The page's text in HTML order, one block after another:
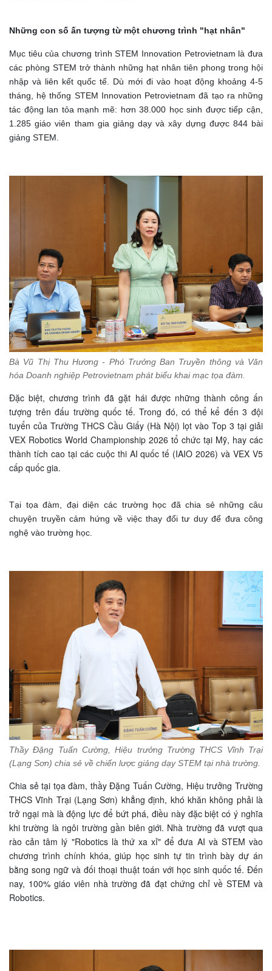
Những con số ấn tượng từ một chương trình "hạt nhân"
Mục tiêu của chương trình STEM Innovation Petrovietnam là đưa
các phòng STEM trở thành những hạt nhân tiên phong trong hội
nhập và liên kết quốc tế. Dù mới đi vào hoạt động khoảng 4-5
tháng, hệ thống STEM Innovation Petrovietnam đã tạo ra những
tác động lan tỏa mạnh mẽ: hơn 38.000 học sinh được tiếp cận,
1.285 giáo viên tham gia giảng dạy và xây dựng được 844 bài
giảng STEM.
Bà Vũ Thị Thu Hương - Phó Trưởng Ban Truyền thông và Văn
hóa Doanh nghiệp Petrovietnam phát biểu khai mạc tọa đàm.
Đặc biệt, chương trình đã gặt hái được những thành công ấn
tượng trên đấu trường quốc tế. Trong đó, có thể kể đến 3 đội
tuyển của Trường THCS Cầu Giấy (Hà Nội) lọt vào Top 3 tại giải
VEX Robotics World Championship 2026 tổ chức tại Mỹ, hay các
thành tích cao tại các cuộc thi AI quốc tế (IAIO 2026) và VEX V5
cấp quốc gia.
Tại tọa đàm, đại diện các trường học đã chia sẻ những câu
chuyện truyền cảm hứng về việc thay đổi tư duy để đưa công
nghệ vào trường học.
Thầy Đặng Tuấn Cường, Hiệu trưởng Trường THCS Vĩnh Trại
(Lạng Sơn) chia sẻ về chiến lược giảng dạy STEM tại nhà trường.
Chia sẻ tại tọa đàm, thầy Đặng Tuấn Cường, Hiệu trưởng Trường
THCS Vĩnh Trại (Lạng Sơn) khẳng định, khó khăn không phải là
trở ngại mà là động lực để bứt phá, điều này đặc biệt có ý nghĩa
khi trường là ngôi trường gần biên giới. Nhà trường đã vượt qua
rào cản tâm lý "Robotics là thứ xa xỉ" để đưa AI và STEM vào
chương trình chính khóa, giúp học sinh tự tin trình bày dự án
bằng song ngữ và đối thoại thuật toán với học sinh quốc tế. Đến
nay, 100% giáo viên nhà trường đã đạt chứng chỉ về STEM và
Robotics.